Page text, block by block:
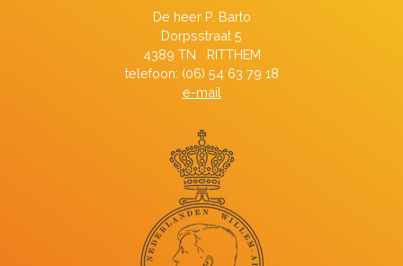
De heer P. Barto
Dorpsstraat 5
4389 TN RITTHEM
telefoon: (06) 54 63 79 18
e-mail